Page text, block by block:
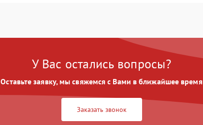
перегрева
Неисправность системы защиты от 60 мин
Неисправность системы защиты от
1 год
У Вас остались вопросы?
Оставьте заявку, мы свяжемся с Вами в ближайшее время
Заказать звонок